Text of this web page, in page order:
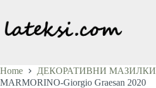
content
Home
ДЕКОРАТИВНИ МАЗИЛКИ
MARMORINO-Giorgio Graesan 2020